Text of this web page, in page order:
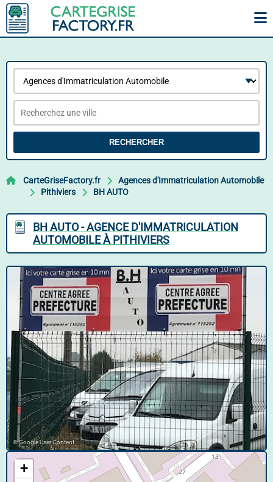
RECHERCHER
CarteGriseFactory.fr
Agences d'Immatriculation Automobile
Pithiviers
BH AUTO
BH AUTO - AGENCE D'IMMATRICULATION
AUTOMOBILE À PITHIVIERS
© Google User Content
+